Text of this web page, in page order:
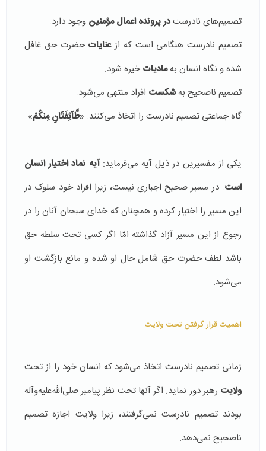
تصمیم‌های نادرستدر پرونده اعمال مؤمنین وجود دارد.
تصمیم نادرست هنگامی است که ازعنایات حضرت حق غافل
شده و نگاه انسان بهمادیات خیره شود.
تصمیم ناصحیح بهشکست افراد منتهی می‌شود.
گاه جماعتی تصمیم نادرست را اتخاذ می‌کنند. «طَّآئِفَتَانِ مِنكُمْ»
یکی از مفسیرین در ذیل آیه می‌فرماید:آیه نماد اختیار انسان
است. در مسیر صحیح اجباری نیست، زیرا افراد خود سلوک در
این مسیر را اختیار کرده و همچنان که خدای سبحان آنان را در
رجوع از این مسیر آزاد گذاشته امّا اگر کسی تحت سلطه حق
باشد لطف حضرت حق شامل حال او شده و مانع بازگشت او
می‌شود.
اهمیت قرار گرفتن تحت ولایت
زمانی تصمیم نادرست اتخاذ می‌شود که انسان خود را از تحت
ولایت رهبر دور نماید. اگر آنها تحت نظر پیامبر صلی‌الله‌علیه‌و‌آله
بودند تصمیم نادرست نمی‌گرفتند، زیرا ولایت اجازه تصمیم
ناصحیح نمی‌دهد.